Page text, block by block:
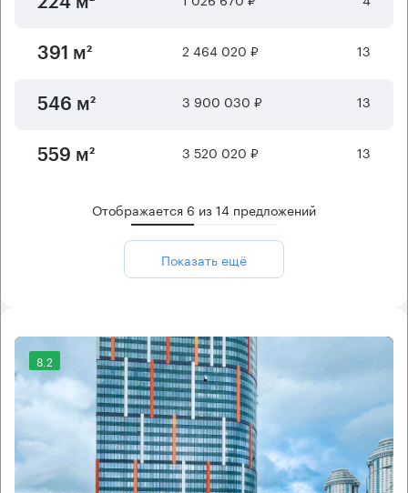
391 м² 2 464 020 ₽ 13
546 м² 3 900 030 ₽ 13
559 м² 3 520 020 ₽ 13
Отображается 6 из14 предложений
Показать ещё
8.2